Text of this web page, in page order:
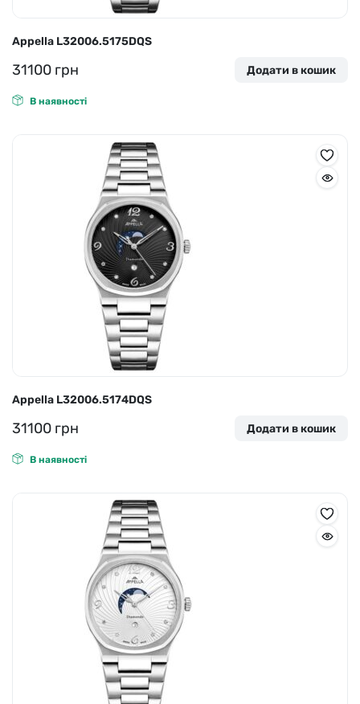
Appella L32006.5175DQS
31100 грн Додати в кошик
В наявності
Appella L32006.5174DQS
31100 грн Додати в кошик
В наявності